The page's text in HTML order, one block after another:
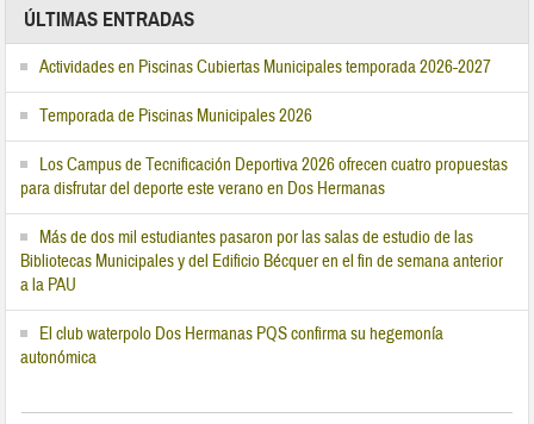
ÚLTIMAS ENTRADAS
Actividades en Piscinas Cubiertas Municipales temporada 2026-2027
Temporada de Piscinas Municipales 2026
Los Campus de Tecnificación Deportiva 2026 ofrecen cuatro propuestas
para disfrutar del deporte este verano en Dos Hermanas
Más de dos mil estudiantes pasaron por las salas de estudio de las
Bibliotecas Municipales y del Edificio Bécquer en el fin de semana anterior
a la PAU
El club waterpolo Dos Hermanas PQS confirma su hegemonía
autonómica